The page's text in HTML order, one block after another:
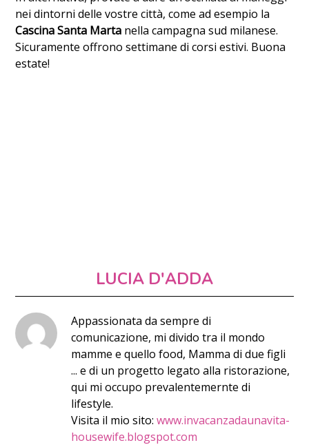
nei dintorni delle vostre città, come ad esempio la
Cascina Santa Marta nella campagna sud milanese.
Sicuramente offrono settimane di corsi estivi. Buona
estate!
LUCIA D'ADDA
Appassionata da sempre di
comunicazione, mi divido tra il mondo
mamme e quello food, Mamma di due figli
... e di un progetto legato alla ristorazione,
qui mi occupo prevalentemernte di
lifestyle.
Visita il mio sito:www.invacanzadaunavita-
housewife.blogspot.com